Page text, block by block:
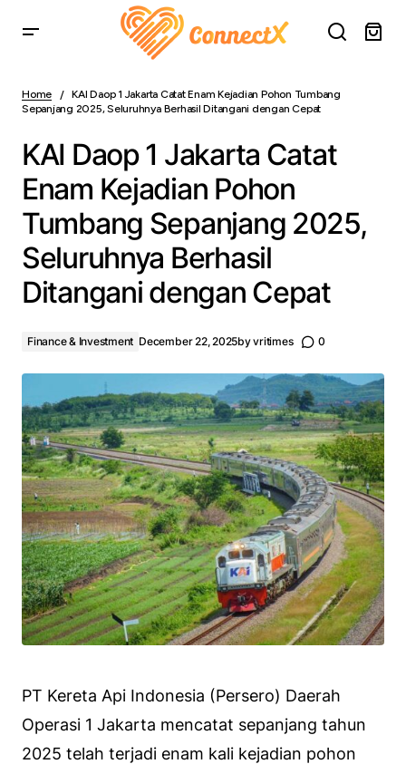
Sepanjang 2025, Seluruhnya Berhasil Ditangani dengan
Cepat
Home
KAI Daop 1 Jakarta Catat Enam Kejadian Pohon Tumbang
Sepanjang 2025, Seluruhnya Berhasil Ditangani dengan Cepat
KAI Daop 1 Jakarta Catat
Enam Kejadian Pohon
Tumbang Sepanjang 2025,
Seluruhnya Berhasil
Ditangani dengan Cepat
Finance & Investment December 22, 2025byvritimes 0
PT Kereta Api Indonesia (Persero) Daerah
Operasi 1 Jakarta mencatat sepanjang tahun
2025 telah terjadi enam kali kejadian pohon